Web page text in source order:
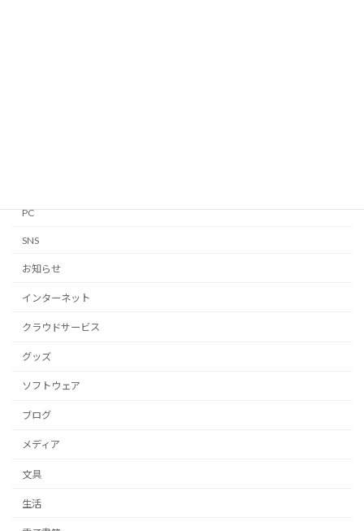
PC
SNS
お知らせ
インターネット
クラウドサービス
グッズ
ソフトウェア
ブログ
メディア
文具
生活